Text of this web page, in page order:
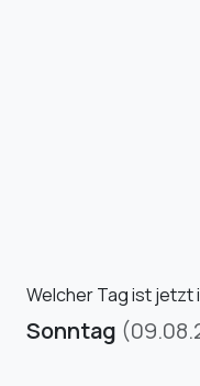
Welcher Tag ist jetzt
Sonntag